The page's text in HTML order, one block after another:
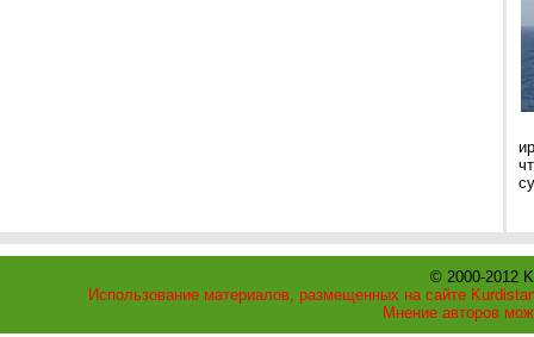
© 2000-2012
Использование материалов, размещенных на сайте
Мнение авторов